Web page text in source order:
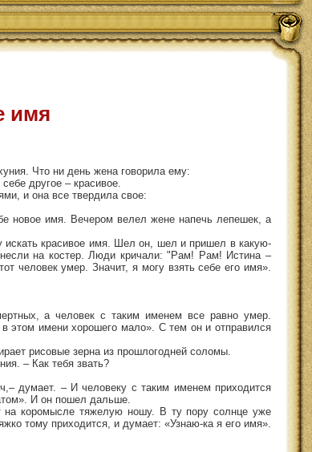
имя
Что ни день жена говорила ему:
другое – красивое.
и она все твердила свое:
новое имя. Вечером велел жене напечь лепешек, а
искать красивое имя. Шел он, шел и пришел в какую-
на костер. Люди кричали: "Рам! Рам! Истина –
человек умер. Значит, я могу взять себе его имя».
а человек с таким именем все равно умер.
этом имени хорошего мало». С тем он и отправился
рисовые зерна из прошлогодней соломы.
– Как тебя звать?
думает. – И человеку с таким именем приходится
И он пошел дальше.
на коромысле тяжелую ношу. В ту пору солнце уже
тому приходится, и думает: «Узнаю-ка я его имя».